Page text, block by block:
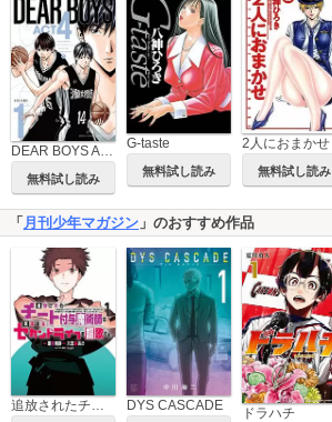
無料試し読み
G-taste
無料試し読み
2人におまかせ
無料試し読み
「月刊少年マガジン 」のおすすめ作品
追放されたチート付与魔術師は気ままなセカンドライフを謳歌する。 ～俺は武器だけじゃなく、あらゆるものに『強化ポイント』を付与できるし、俺の意思でいつでも効果を解除できるけど、残った人たち大丈夫？～ DYS CASCADE
ドラハチ